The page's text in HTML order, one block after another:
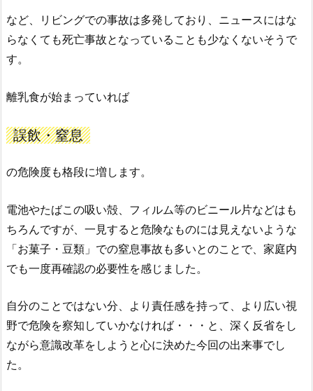
など、リビングでの事故は多発しており、ニュースにはな
らなくても死亡事故となっていることも少なくないそうで
す。
離乳食が始まっていれば
誤飲・窒息
の危険度も格段に増します。
電池やたばこの吸い殻、フィルム等のビニール片などはも
ちろんですが、一見すると危険なものには見えないような
「お菓子・豆類」での窒息事故も多いとのことで、家庭内
でも一度再確認の必要性を感じました。
自分のことではない分、より責任感を持って、より広い視
野で危険を察知していかなければ・・・と、深く反省をし
ながら意識改革をしようと心に決めた今回の出来事でし
た。